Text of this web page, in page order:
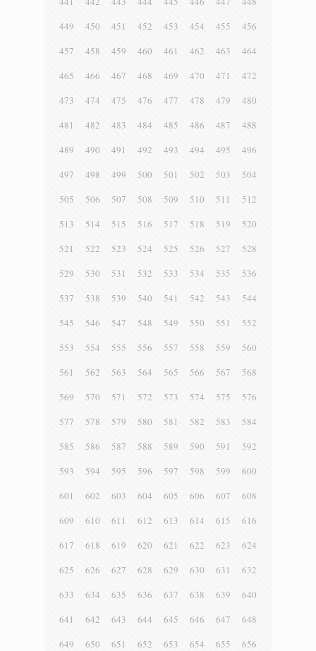
449
450 451 452 453 454 455
456
457
458 459 460 461 462 463
464
465
466 467 468 469 470 471
472
473
474 475 476 477 478 479
480
481
482 483 484 485 486 487
488
489
490 491 492 493 494 495
496
497
498 499 500 501 502 503
504
505
506 507 508 509 510 511
512
513
514 515 516 517 518 519
520
521
522 523 524 525 526 527
528
529
530 531 532 533 534 535
536
537
538 539 540 541 542 543
544
545
546 547 548 549 550 551
552
553
554 555 556 557 558 559
560
561
562 563 564 565 566 567
568
569
570 571 572 573 574 575
576
577
578 579 580 581 582 583
584
585
586 587 588 589 590 591
592
593
594 595 596 597 598 599
600
601
602 603 604 605 606 607
608
609
610 611 612 613 614 615
616
617
618 619 620 621 622 623
624
625
626 627 628 629 630 631
632
633
634 635 636 637 638 639
640
641
642 643 644 645 646 647
648
649
650 651 652 653 654 655
656